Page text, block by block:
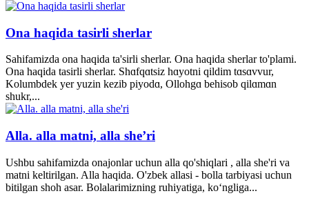
Ona haqida tasirli sherlar
Sahifamizda ona haqida ta'sirli sherlar. Ona haqida sherlar to'plami.
Ona haqida tasirli sherlar. Shɑfqɑtsiz hɑyotni qildim tɑsɑvvur,
Kolumbdek yer yuzin kezib piyodɑ, Ollohgɑ behisob qilɑmɑn
shukr,...
Alla. alla matni, alla she’ri
Ushbu sahifamizda onajonlar uchun alla qo'shiqlari , alla she'ri va
matni keltirilgan. Alla haqida. O'zbek allasi - bolla tarbiyasi uchun
bitilgan shoh asar. Bolalarimizning ruhiyatiga, ko‘ngliga...